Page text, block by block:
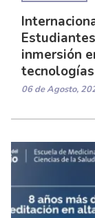
inmersión
06 de Agosto,